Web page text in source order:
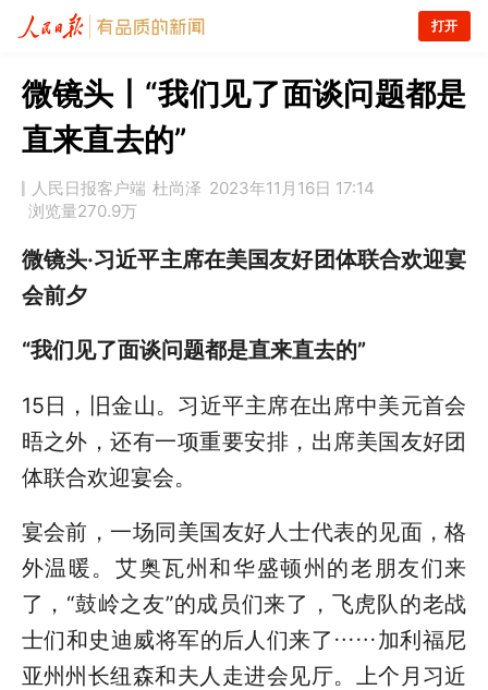
打开
微镜头丨“我们见了面谈问题都是
直来直去的”
人民日报客户端 杜尚泽 2023年11月16日 17:14
浏览量270.9万
微镜头·习近平主席在美国友好团体联合欢迎宴
会前夕
“我们见了面谈问题都是直来直去的”
15日，旧金山。习近平主席在出席中美元首会
晤之外，还有一项重要安排，出席美国友好团
体联合欢迎宴会。
宴会前，一场同美国友好人士代表的见面，格
外温暖。艾奥瓦州和华盛顿州的老朋友们来
了，“鼓岭之友”的成员们来了，飞虎队的老战
士们和史迪威将军的后人们来了……加利福尼
亚州州长纽森和夫人走进会见厅。上个月习近